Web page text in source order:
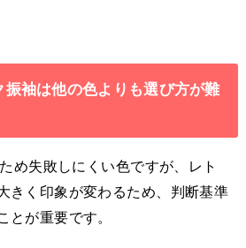
袖は他の色よりも選び方が難
め失敗しにくい色ですが、レト
きく印象が変わるため、判断基準
とが重要です。